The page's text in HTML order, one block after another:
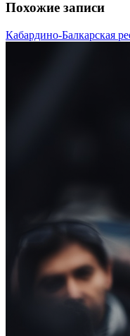
Похожие записи
Кабардино-Балкарская